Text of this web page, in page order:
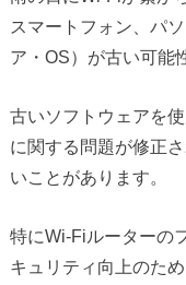
スマートフォン、パ
ア・OS）が古い可能
古いソフトウェアを
に関する問題が修正
いことがあります。
特にWi-Fiルーターの
キュリティ向上のた